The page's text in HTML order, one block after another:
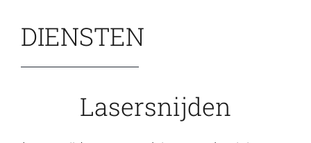
DIENSTEN
Lasersnijden